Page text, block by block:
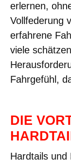
erlernen,
Vollfederung
erfahrene
viele
Fahrgefühl,
DIE
Hardtails und